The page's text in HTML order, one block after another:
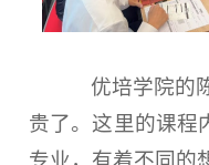
优培学院的
贵了。这里的课程
专业，有着不同的